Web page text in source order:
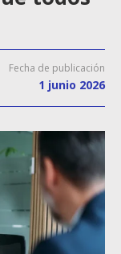
Fecha de publicación
1 junio 2026